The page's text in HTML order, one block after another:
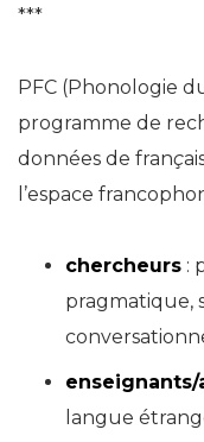
***
PFC (Phonologie
programme de
données de franç
l’espace
chercheurs :
pragmatique,
langue